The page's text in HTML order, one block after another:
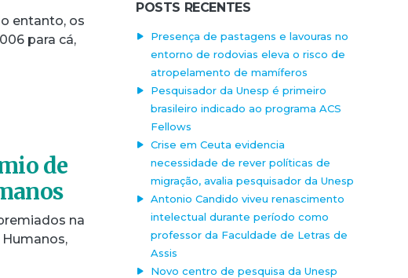
entanto, os
para cá,
de
na
POSTS RECENTES
Presença de pastagens e lavouras no
entorno de rodovias eleva o risco de
atropelamento de mamíferos
Pesquisador da Unesp é primeiro
brasileiro indicado ao programa ACS
Fellows
Crise em Ceuta evidencia
necessidade de rever políticas de
migração, avalia pesquisador da Unesp
Antonio Candido viveu renascimento
intelectual durante período como
professor da Faculdade de Letras de
Assis
Novo centro de pesquisa da Unesp